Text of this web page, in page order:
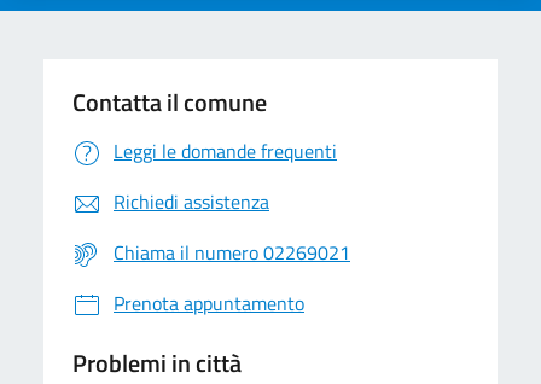
Contatta il comune
Leggi le domande frequenti
Richiedi assistenza
Chiama il numero 02269021
Prenota appuntamento
Problemi in città